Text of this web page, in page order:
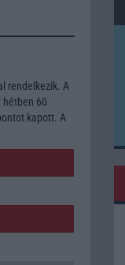
rendelkezik. A
60
kapott. A